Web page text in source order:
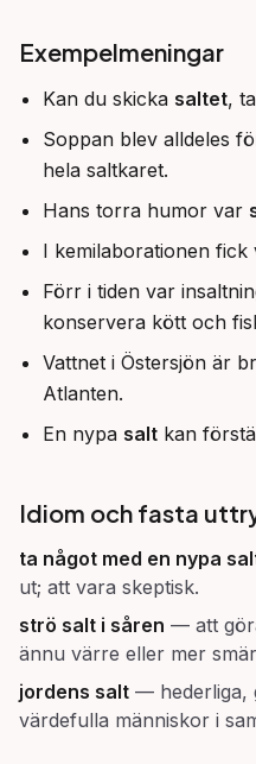
Exempelmeningar
Kan du skicka saltet,
Soppan blev alldeles
hela saltkaret.
Hans torra humor var
I kemilaborationen fick
Förr i tiden var
konservera kött och
Vattnet i Östersjön är
Atlanten.
En nypa salt kan
Idiom och fasta
ta något med en nypa
ut; att vara skeptisk.
strö salt i såren — att
ännu värre eller mer
jordens salt — hederliga,
värdefulla människor i